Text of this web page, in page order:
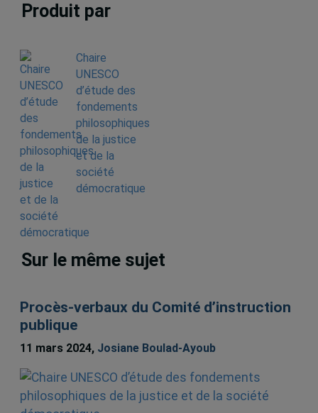
Produit par
Chaire
UNESCO
d’étude des
fondements
philosophiques
de la justice
et de la
société
démocratique
Sur le même sujet
Procès-verbaux du Comité d’instruction
publique
11 mars 2024, Josiane Boulad-Ayoub